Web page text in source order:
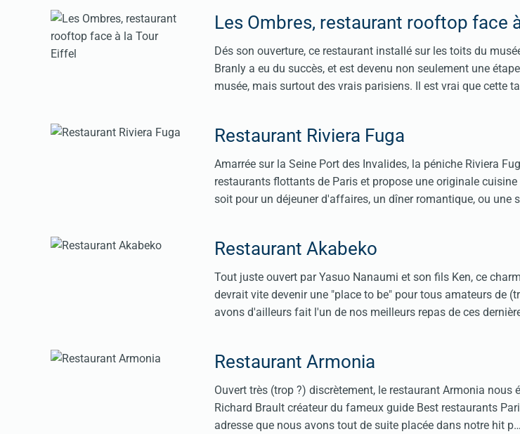
Les Ombres, restaurant rooftop face
Dés son ouverture, ce restaurant installé sur les toits du
Branly a eu du succès, et est devenu non seulement une
musée, mais surtout des vrais parisiens. Il est vrai que cette
Restaurant Riviera Fuga
Amarrée sur la Seine Port des Invalides, la péniche Riviera
restaurants flottants de Paris et propose une originale
soit pour un déjeuner d'affaires, un dîner romantique, ou une
Restaurant Akabeko
Tout juste ouvert par Yasuo Nanaumi et son fils Ken, ce
devrait vite devenir une "place to be" pour tous amateurs de
avons d'ailleurs fait l'un de nos meilleurs repas de ces
Restaurant Armonia
Ouvert très (trop ?) discrètement, le restaurant Armonia nous
Richard Brault créateur du fameux guide Best restaurants
adresse que nous avons tout de suite placée dans notre hit p…